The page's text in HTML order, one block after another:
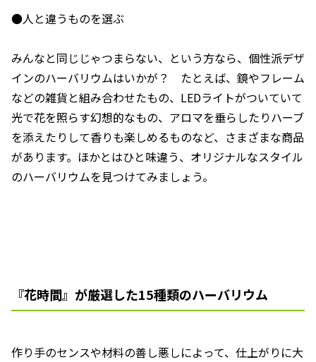
●人と違うものを選ぶ
みんなと同じじゃつまらない、という方なら、個性派デザ
インのハーバリウムはいかが？ たとえば、鏡やフレーム
などの雑貨と組み合わせたもの、LEDライトがついていて
光で花を照らす幻想的なもの、アロマを垂らしたりハーブ
を添えたりして香りも楽しめるものなど、さまざまな商品
があります。ほかとはひと味違う、オリジナルなスタイル
のハーバリウムを見つけてみましょう。
『花時間』が厳選した15種類のハーバリウム
作り手のセンスや材料の善し悪しによって、仕上がりに大